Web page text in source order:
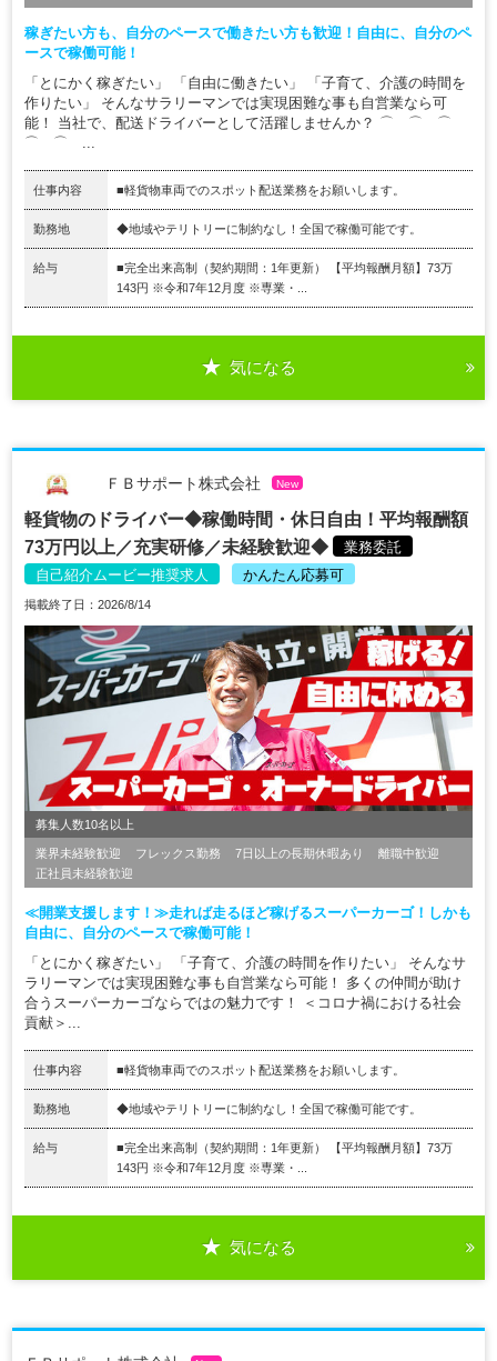
稼ぎたい方も、自分のペースで働きたい方も歓迎！自由に、自分のペ
ースで稼働可能！
「とにかく稼ぎたい」 「自由に働きたい」 「子育て、介護の時間を
作りたい」 そんなサラリーマンでは実現困難な事も自営業なら可
能！ 当社で、配送ドライバーとして活躍しませんか？ ⌒ ⌒ ⌒
⌒ ⌒ ...
仕事内容 ■軽貨物車両でのスポット配送業務をお願いします。
勤務地 ◆地域やテリトリーに制約なし！全国で稼働可能です。
給与
■完全出来高制（契約期間：1年更新） 【平均報酬月額】73万
143円 ※令和7年12月度 ※専業・...
気になる
ＦＢサポート株式会社 New
軽貨物のドライバー◆稼働時間・休日自由！平均報酬額
73万円以上／充実研修／未経験歓迎◆
業務委託
自己紹介ムービー推奨求人
かんたん応募可
掲載終了日：2026/8/14
募集人数10名以上
業界未経験歓迎 フレックス勤務 7日以上の長期休暇あり
離職中歓迎
正社員未経験歓迎
≪開業支援します！≫走れば走るほど稼げるスーパーカーゴ！しかも
自由に、自分のペースで稼働可能！
「とにかく稼ぎたい」 「子育て、介護の時間を作りたい」 そんなサ
ラリーマンでは実現困難な事も自営業なら可能！ 多くの仲間が助け
合うスーパーカーゴならではの魅力です！ ＜コロナ禍における社会
貢献＞...
仕事内容 ■軽貨物車両でのスポット配送業務をお願いします。
勤務地 ◆地域やテリトリーに制約なし！全国で稼働可能です。
給与
■完全出来高制（契約期間：1年更新） 【平均報酬月額】73万
143円 ※令和7年12月度 ※専業・...
気になる